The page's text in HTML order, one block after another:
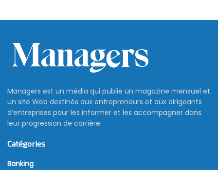
Managers est un média qui publie un magazine mensuel et
un site Web destinés aux entrepreneurs et aux dirigeants
d’entreprises pour les informer et les accompagner dans
leur progression de carrière
Catégories
Banking